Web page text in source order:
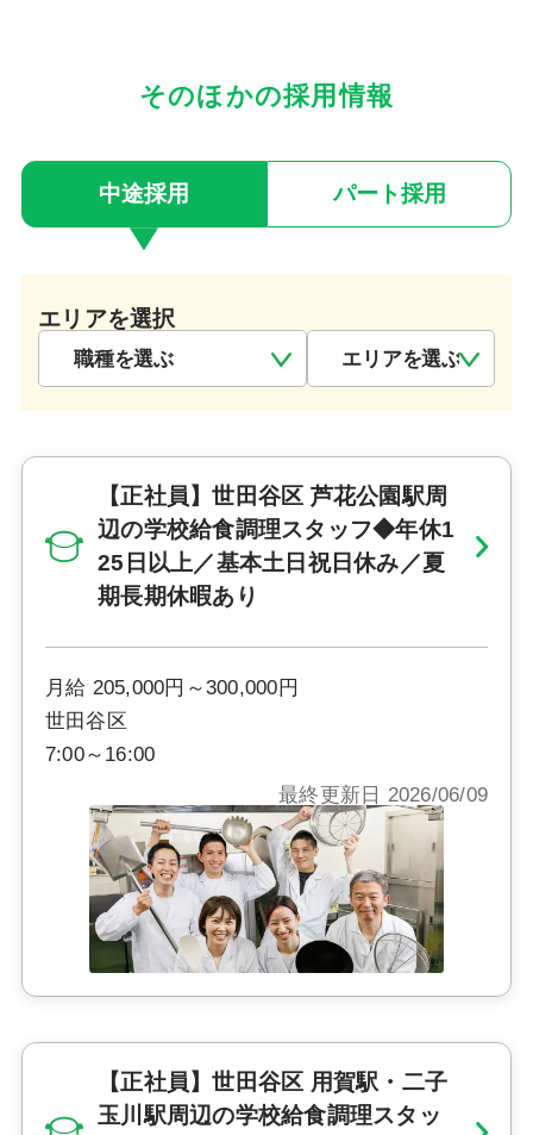
そのほかの採用情報
中途採用 パート採用
エリアを選択
【正社員】世田谷区 芦花公園駅周
辺の学校給食調理スタッフ◆年休1
25日以上／基本土日祝日休み／夏
期長期休暇あり
月給 205,000円～300,000円
世田谷区
7:00～16:00
最終更新日 2026/06/09
【正社員】世田谷区 用賀駅・二子
玉川駅周辺の学校給食調理スタッ